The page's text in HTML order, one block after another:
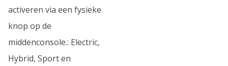
activeren via een fysieke
knop op de
middenconsole.: Electric,
Hybrid, Sport en